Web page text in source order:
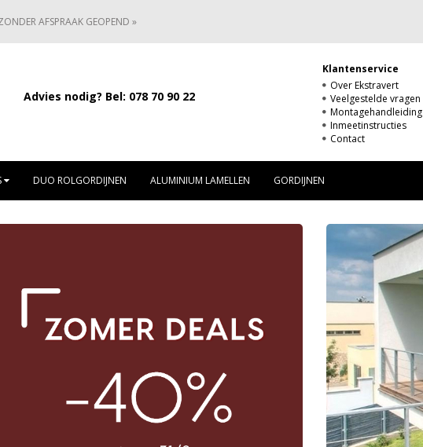
AFSPRAAK GEOPEND »
Advies nodig? Bel: 078 70 90 22
Klantenservice
Over Ekstravert
Veelgestelde vragen
Montagehandleiding
Inmeetinstructies
Contact
DUO ROLGORDIJNEN ALUMINIUM LAMELLEN GORDIJNEN